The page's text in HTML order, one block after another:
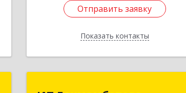
Отправить заявку
Показать контакты
Отправить заявку
Назад
ИП Бекмамбетова